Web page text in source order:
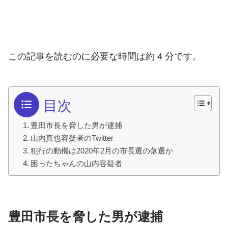
この記事を読むのに必要な時間は約 4 分です。
目次
豊田市長を脅した男が逮捕
山内真也容疑者のTwitter
犯行の動機は2020年2月の市長選の落選か
困ったちゃんの山内容疑者
豊田市長を脅した男が逮捕